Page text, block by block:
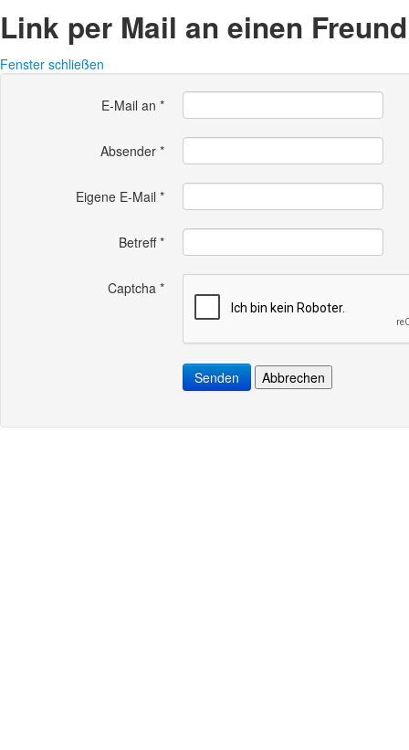
Link per Mail an einen
Fenster schließen
E-Mail an *
Absender *
Eigene E-Mail *
Betreff*
Captcha *
Senden Abbrechen